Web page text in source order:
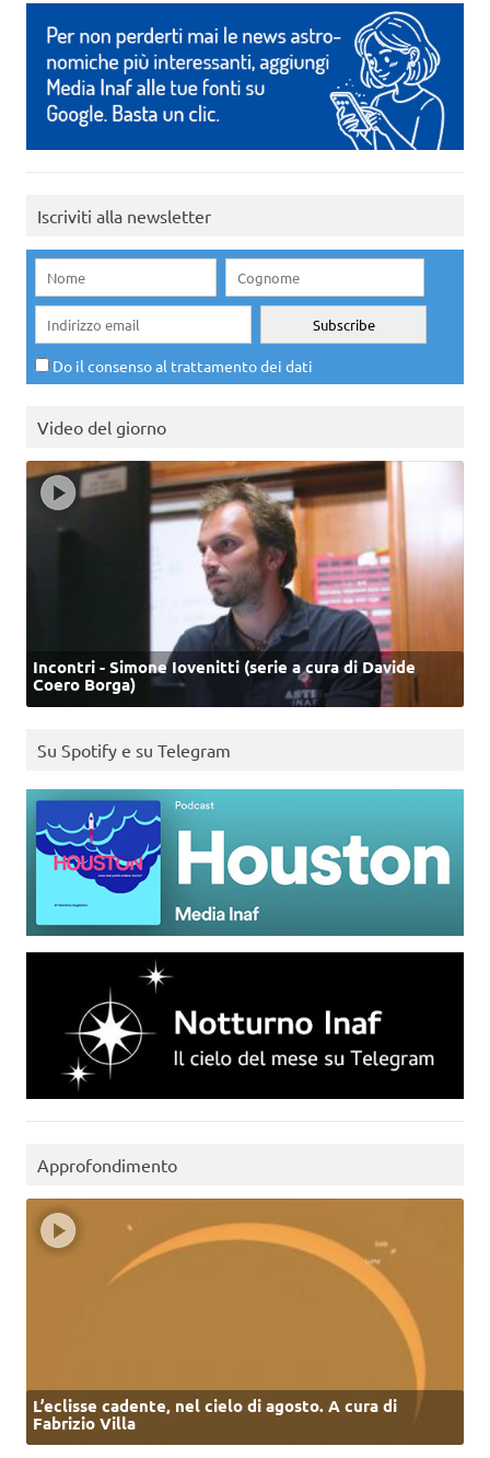
Iscriviti alla newsletter
Do il consenso al trattamento dei dati
Video del giorno
Incontri - Simone Iovenitti (serie a cura di Davide
Coero Borga)
Su Spotify e su Telegram
Approfondimento
L’eclisse cadente, nel cielo di agosto. A cura di
Fabrizio Villa